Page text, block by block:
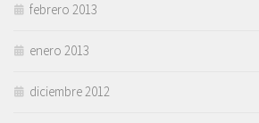
febrero 2013
enero 2013
diciembre 2012